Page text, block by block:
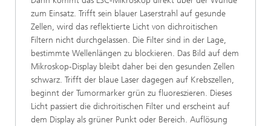
zum Einsatz. Trifft sein blauer Laserstrahl auf gesunde
Zellen, wird das reflektierte Licht von dichroitischen
Filtern nicht durchgelassen. Die Filter sind in der Lage,
bestimmte Wellenlängen zu blockieren. Das Bild auf dem
Mikroskop-Display bleibt daher bei den gesunden Zellen
schwarz. Trifft der blaue Laser dagegen auf Krebszellen,
beginnt der Tumormarker grün zu fluoreszieren. Dieses
Licht passiert die dichroitischen Filter und erscheint auf
dem Display als grüner Punkt oder Bereich. Auflösung